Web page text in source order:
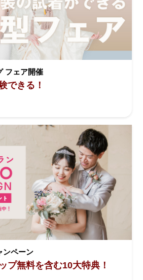
フェア開催
できる！
ンペーン
プ無料を含む10大特典！